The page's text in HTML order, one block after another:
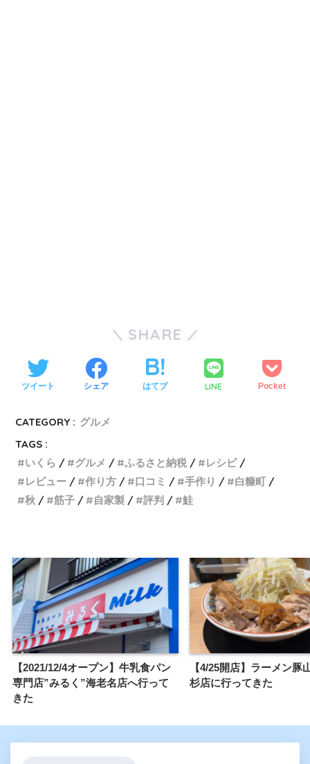
SHARE
ツイート シェア はてブ LINE Pocket
CATEGORY : グルメ
TAGS :
いくら
グルメ ふるさと納税
レシピ
レビュー
作り方 口コミ 手作り
白糠町
秋
筋子 自家製 評判 鮭
【2021/12/4オープン】牛乳食パン
専門店”みるく”海老名店へ行って
きた
【4/25開店】ラーメン豚
杉店に行ってきた